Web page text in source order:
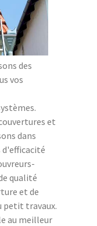
des
vos
et
dans
qualité
et de
petit travaux.
au meilleur